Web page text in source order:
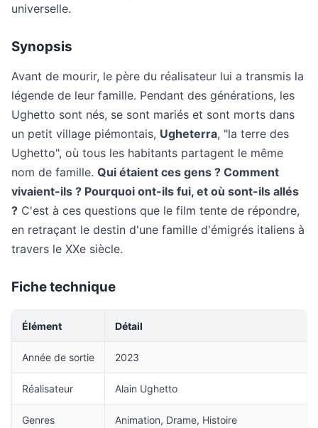
universelle.
Synopsis
Avant de mourir, le père du réalisateur lui a transmis la
légende de leur famille. Pendant des générations, les
Ughetto sont nés, se sont mariés et sont morts dans
un petit village piémontais, Ugheterra, "la terre des
Ughetto", où tous les habitants partagent le même
nom de famille. Qui étaient ces gens ? Comment
vivaient-ils ? Pourquoi ont-ils fui, et où sont-ils allés
? C'est à ces questions que le film tente de répondre,
en retraçant le destin d'une famille d'émigrés italiens à
travers le XXe siècle.
Fiche technique
Élément Détail
Année de sortie 2023
Réalisateur Alain Ughetto
Genres Animation, Drame, Histoire